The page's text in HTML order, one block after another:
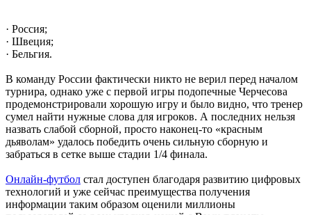
· Россия;
· Швеция;
· Бельгия.
В команду России фактически никто не верил перед началом
турнира, однако уже с первой игры подопечные Черчесова
продемонстрировали хорошую игру и было видно, что тренер
сумел найти нужные слова для игроков. А последних нельзя
назвать слабой сборной, просто наконец-то «красным
дьяволам» удалось победить очень сильную сборную и
забраться в сетке выше стадии 1/4 финала.
Онлайн-футбол стал доступен благодаря развитию цифровых
технологий и уже сейчас преимущества получения
информации таким образом оценили миллионы